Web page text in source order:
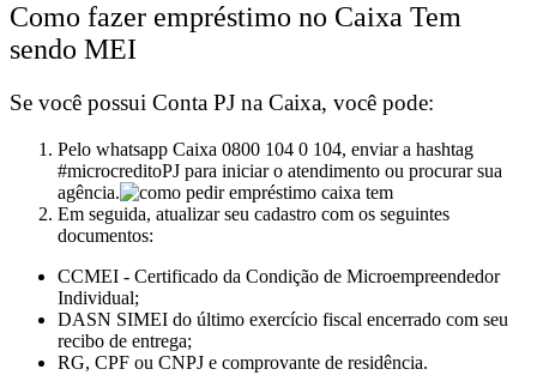
Como fazer empréstimo no Caixa Tem
sendo MEI
Se você possui Conta PJ na Caixa, você pode:
Pelo whatsapp Caixa 0800 104 0 104, enviar a hashtag
#microcreditoPJ para iniciar o atendimento ou procurar sua
agência.
Em seguida, atualizar seu cadastro com os seguintes
documentos:
CCMEI - Certificado da Condição de Microempreendedor
Individual;
DASN SIMEI do último exercício fiscal encerrado com seu
recibo de entrega;
RG, CPF ou CNPJ e comprovante de residência.